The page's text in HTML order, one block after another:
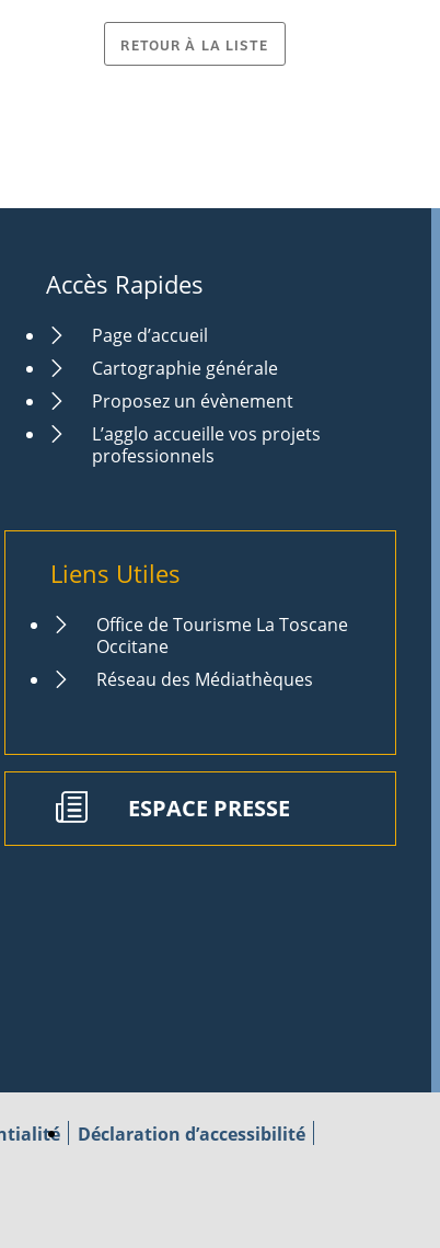
RETOUR À LA LISTE
Accès Rapides
Page d’accueil
Cartographie générale
Proposez un évènement
L’agglo accueille vos projets
professionnels
Liens Utiles
Office de Tourisme La Toscane
Occitane
Réseau des Médiathèques
ESPACE PRESSE
Déclaration d’accessibilité